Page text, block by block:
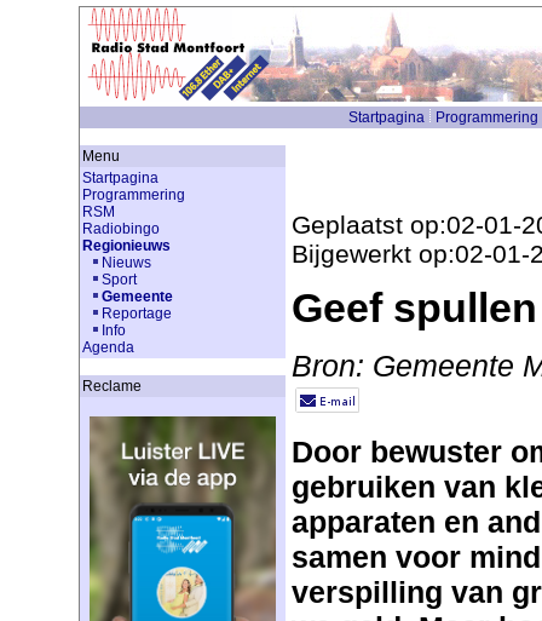
Startpagina Programmering
Menu
Startpagina
Programmering
RSM
Radiobingo
Regionieuws
Nieuws
Sport
Gemeente
Reportage
Info
Agenda
Reclame
Geplaatst op:02-01-
Bijgewerkt op:02-01-
Geef
Bron: Gemeente
Door bewuster
gebruiken van
apparaten en
samen voor
verspilling van